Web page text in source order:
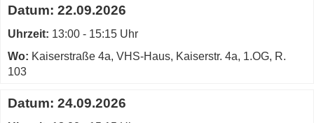
Datum: 22.09.2026
Uhrzeit: 13:00 - 15:15 Uhr
Wo: Kaiserstraße 4a, VHS-Haus, Kaiserstr. 4a, 1.OG, R.
103
Datum: 24.09.2026